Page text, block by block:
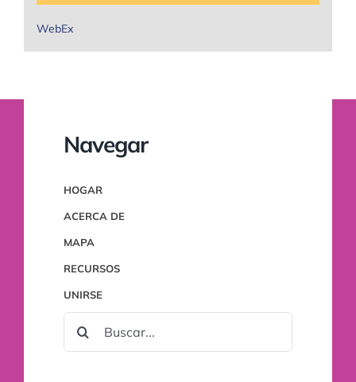
WebEx
Navegar
HOGAR
ACERCA DE
MAPA
RECURSOS
UNIRSE